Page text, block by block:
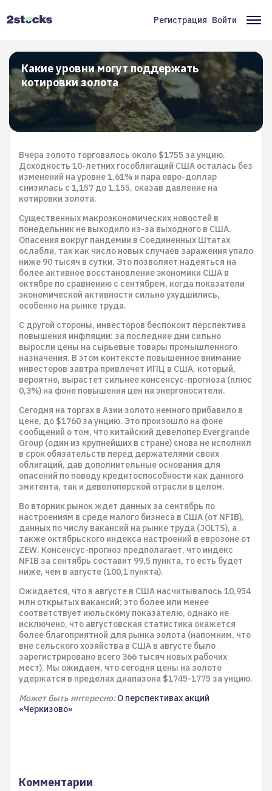
Меню
учётной
записи
пользователя
Регистрация Войти
Какие уровни могут поддержать
котировки золота
Вчера золото торговалось около $1755 за унцию.
Доходность 10-летних гособлигаций США осталась без
изменений на уровне 1,61% и пара евро-доллар
снизилась с 1,157 до 1,155, оказав давление на
котировки золота.
Существенных макроэкономических новостей в
понедельник не выходило из-за выходного в США.
Опасения вокруг пандемии в Соединенных Штатах
ослабли, так как число новых случаев заражения упало
ниже 90 тысяч в сутки. Это позволяет надеяться на
более активное восстановление экономики США в
октябре по сравнению с сентябрем, когда показатели
экономической активности сильно ухудшились,
особенно на рынке труда.
С другой стороны, инвесторов беспокоит перспектива
повышения инфляции: за последние дни сильно
выросли цены на сырьевые товары промышленного
назначения. В этом контексте повышенное внимание
инвесторов завтра привлечет ИПЦ в США, который,
вероятно, вырастет сильнее консенсус-прогноза (плюс
0,3%) на фоне повышения цен на энергоносители.
Сегодня на торгах в Азии золото немного прибавило в
цене, до $1760 за унцию. Это произошло на фоне
сообщений о том, что китайский девелопер Evergrande
Group (один из крупнейших в стране) снова не исполнил
в срок обязательств перед держателями своих
облигаций, дав дополнительные основания для
опасений по поводу кредитоспособности как данного
эмитента, так и девелоперской отрасли в целом.
Во вторник рынок ждет данных за сентябрь по
настроениям в среде малого бизнеса в США (от NFIB),
данных по числу вакансий на рынке труда (JOLTS), а
также октябрьского индекса настроений в еврозоне от
ZEW. Консенсус-прогноз предполагает, что индекс
NFIB за сентябрь составит 99,5 пункта, то есть будет
ниже, чем в августе (100,1 пункта).
Ожидается, что в августе в США насчитывалось 10,954
млн открытых вакансий; это более или менее
соответствует июльскому показателю, однако не
исключено, что августовская статистика окажется
более благоприятной для рынка золота (напомним, что
вне сельского хозяйства в США в августе было
зарегистрировано всего 366 тысяч новых рабочих
мест). Мы ожидаем, что сегодня цены на золото
удержатся в пределах диапазона $1745-1775 за унцию.
Может быть интересно: О перспективах акций
«Черкизово»
Комментарии